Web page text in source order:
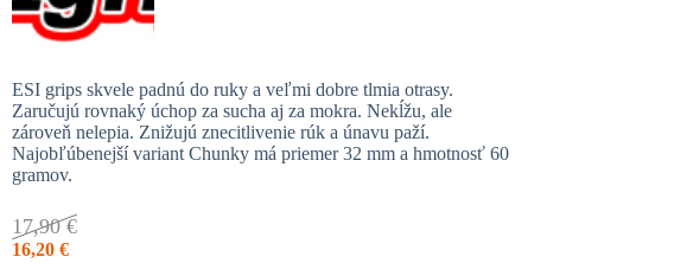
ESI grips skvele padnú do ruky a veľmi dobre tlmia otrasy.
Zaručujú rovnaký úchop za sucha aj za mokra. Nekĺžu, ale
zároveň nelepia. Znižujú znecitlivenie rúk a únavu paží.
Najobľúbenejší variant Chunky má priemer 32 mm a hmotnosť 60
gramov.
17,90€
16,20 €